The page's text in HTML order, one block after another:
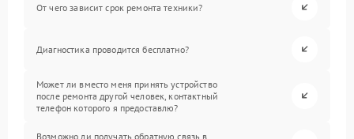
От чего зависит срок ремонта техники?
Диагностика проводится бесплатно?
Может ли вместо меня принять устройство
после ремонта другой человек, контактный
телефон которого я предоставлю?
Возможно ли получать обратную связь в